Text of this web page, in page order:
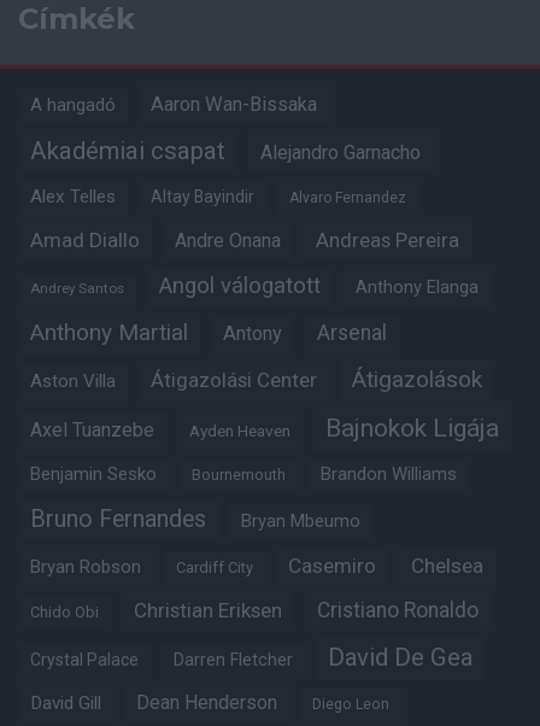
Címkék
A hangadó Aaron Wan-Bissaka
Akadémiai csapat Alejandro Garnacho
Alex Telles Altay Bayindir Alvaro Fernandez
Amad Diallo Andre Onana Andreas Pereira
Andrey Santos Angol válogatott Anthony Elanga
Anthony Martial Antony Arsenal
Aston Villa Átigazolási Center Átigazolások
Axel Tuanzebe Ayden Heaven Bajnokok Ligája
Benjamin Sesko Bournemouth Brandon Williams
Bruno Fernandes Bryan Mbeumo
Bryan Robson Cardiff City Casemiro Chelsea
Chido Obi Christian Eriksen Cristiano Ronaldo
Crystal Palace Darren Fletcher David De Gea
David Gill Dean Henderson Diego Leon